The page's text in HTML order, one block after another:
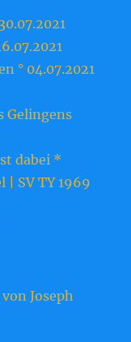
° 04.07.2021
Gelingens
dabei *
| SV TY 1969
Joseph